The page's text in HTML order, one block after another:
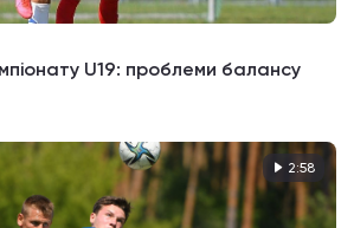
U19: проблеми балансу
2:58